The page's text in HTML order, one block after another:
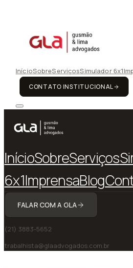
InícioSobreServiçosSimulador 6x1
CONTATO INSTITUCIONAL
InícioSobreServiços
6x1ImprensaBlog
FALAR COM A GLA
(21) 3883-5652
trabalhista@glaadvogados.com.br